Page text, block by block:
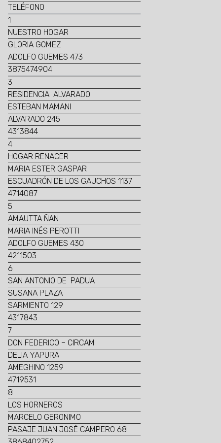
TELÉFONO
1
NUESTRO HOGAR
GLORIA GOMEZ
ADOLFO GUEMES 473
3875474904
3
RESIDENCIA ALVARADO
ESTEBAN MAMANI
ALVARADO 245
4313844
4
HOGAR RENACER
MARIA ESTER GASPAR
ESCUADRÓN DE LOS GAUCHOS 1137
4714087
5
AMAUTTA ÑAN
MARIA INÉS PEROTTI
ADOLFO GUEMES 430
4211503
6
SAN ANTONIO DE PADUA
SUSANA PLAZA
SARMIENTO 129
4317843
7
DON FEDERICO – CIRCAM
DELIA YAPURA
AMEGHINO 1259
4719531
8
LOS HORNEROS
MARCELO GERONIMO
PASAJE JUAN JOSÉ CAMPERO 68